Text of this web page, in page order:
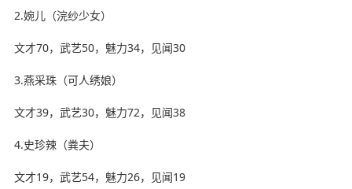
2.婉儿（浣纱少女）
文才70，武艺50，魅力34，见闻30
3.燕采珠（可人绣娘）
文才39，武艺30，魅力72，见闻38
4.史珍辣（粪夫）
文才19，武艺54，魅力26，见闻19